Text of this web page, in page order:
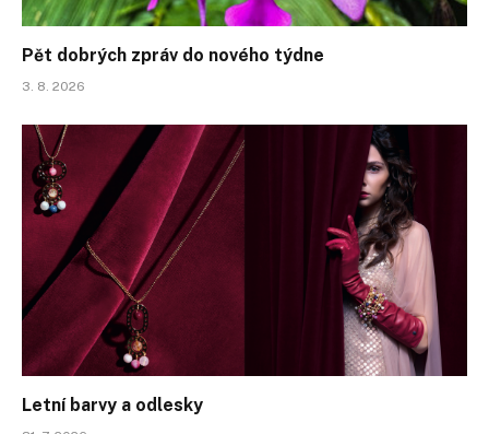
Pět dobrých zpráv do nového týdne
3. 8. 2026
Letní barvy a odlesky